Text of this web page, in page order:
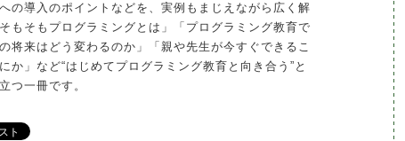
の導入のポイントなどを、実例もまじえながら広く解
もそもプログラミングとは」「プログラミング教育で
将来はどう変わるのか」「親や先生が今すぐできるこ
か」など“はじめてプログラミング教育と向き合う”と
つ一冊です。